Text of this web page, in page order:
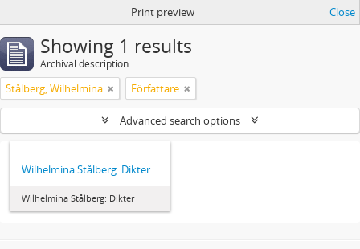
Print preview Close
Showing 1 results
Archival description
Stålberg, Wilhelmina Författare
Advanced search options
Wilhelmina Stålberg: Dikter
Wilhelmina Stålberg: Dikter